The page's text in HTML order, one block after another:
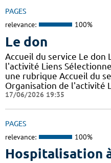
PAGES
relevance: 100%
Le don
Accueil du service Le
l'activité Liens
une rubrique Accueil du
Organisation de l'activité
17/06/2026 19:35
PAGES
relevance: 100%
Hospitalisation